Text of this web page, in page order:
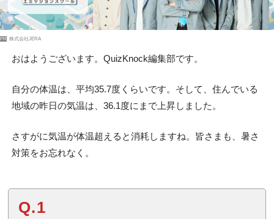
PR 株式会社JERA
おはようございます。QuizKnock編集部です。
自分の体温は、平均35.7度くらいです。そして、住んでいる
地域の昨日の気温は、36.1度にまで上昇しました。
さすがに気温が体温超えると消耗しますね。皆さまも、暑さ
対策をお忘れなく。
Q.1